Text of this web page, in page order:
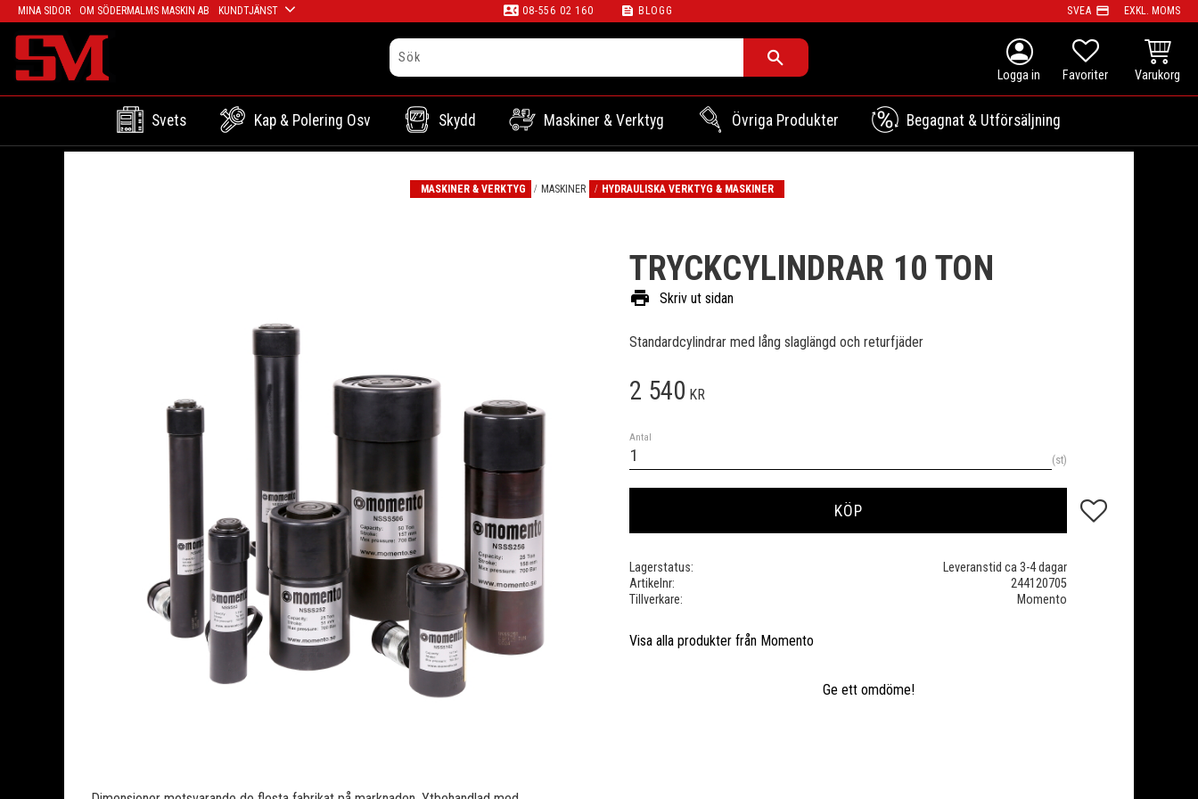
MINA SIDOR OM SÖDERMALMS MASKIN AB KUNDTJÄNST contact_phone 08-556 02 160 feed BLOGG SVEA payment EXKL. MOMS
person
FAVORITER
Svets Kap & Polering Osv Skydd Maskiner & Verktyg Övriga Produkter Begagnat & Utförsäljning
MASKINER & VERKTYG MASKINER HYDRAULISKA VERKTYG & MASKINER
TRYCKCYLINDRAR 10 TON
print Skriv ut sidan
Standardcylindrar med lång slaglängd och returfjäder
2 540 KR
Antal
st
KÖP Lägg till i favoriter
Lagerstatus
Leveranstid ca 3-4 dagar
Artikelnr
244120705
Tillverkare
Momento
Visa alla produkter från Momento
Ge ett omdöme!